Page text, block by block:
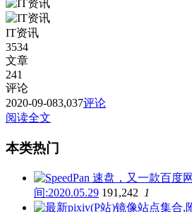
IT资讯
3534
文章
241
评论
2020-09-083,037评论
阅读全文
本类热门
间:2020.05.29 191,242
1